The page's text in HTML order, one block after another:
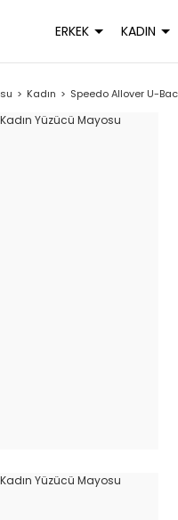
ERKEK KADIN
Kadın Speedo Allover U-